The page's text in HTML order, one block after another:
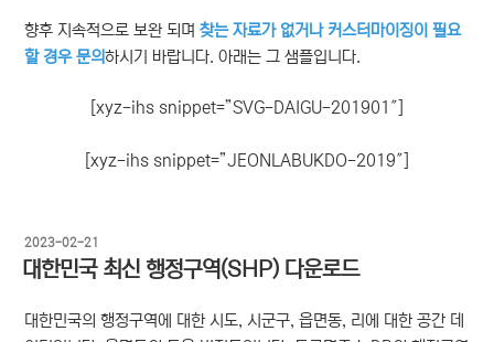
향후 지속적으로 보완 되며찾는 자료가 없거나 커스터마이징이 필요
할 경우 문의하시기 바랍니다. 아래는 그 샘플입니다.
[xyz-ihs snippet=”SVG-DAIGU-201901″]
[xyz-ihs snippet=”JEONLABUKDO-2019″]
작
성
일
2023-02-21
대한민국 최신 행정구역(SHP) 다운로드
대한민국의 행정구역에 대한 시도, 시군구, 읍면동, 리에 대한 공간 데